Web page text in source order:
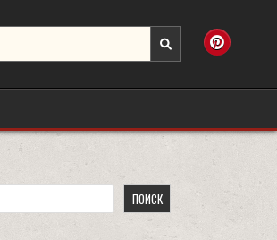
ПОИСК